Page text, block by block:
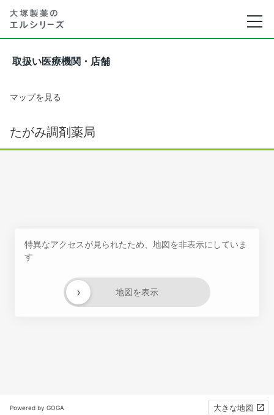
取扱い医療機関・店舗
マップを見る
たがみ調剤薬局
特異なアクセスが見られたため、地図を非表示にしていま
す
地図を表示
›
Powered by GOGA 大きな地図